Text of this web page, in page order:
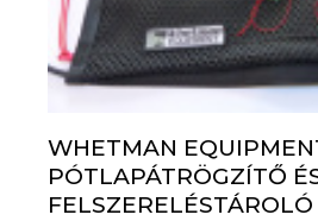
WHETMAN
PÓTLAPÁTRÖGZÍTŐ